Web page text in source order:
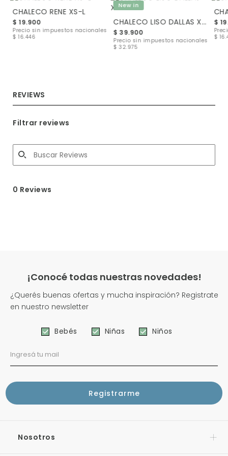
CHALECO RENE XS-L
$ 19.900
Precio sin impuestos nacionales
$ 16.446
New in
CHALECO LISO DALLAS XS-L
$ 39.900
Precio sin impuestos nacionales
$ 32.975
$
$
REVIEWS
Filtrar reviews
0 Reviews
¡Conocé todas nuestras novedades!
¿Querés buenas ofertas y mucha inspiración? Registrate
en nuestro newsletter
Bebés Niñas Niños
Nosotros